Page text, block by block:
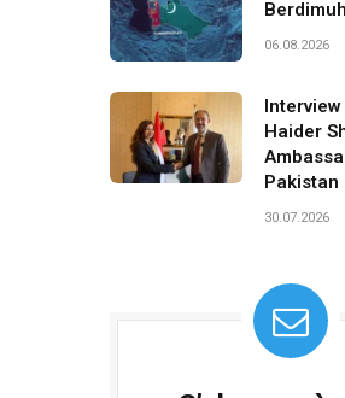
06.08.2026
Interview
Haider
Pakistan
30.07.2026